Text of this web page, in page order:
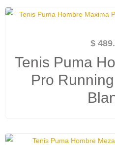
$
Tenis Puma
Pro